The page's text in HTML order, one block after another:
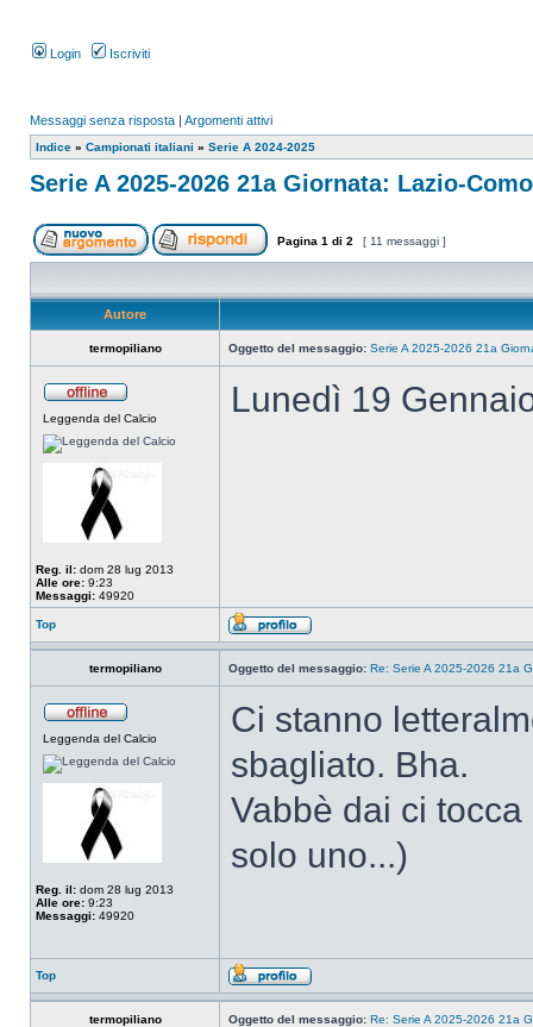
Login Iscriviti
Messaggi senza risposta | Argomenti attivi
Indice » Campionati italiani » Serie A 2024-2025
Serie A 2025-2026 21a Giornata: Lazio-Como
Pagina 1 di 2 [ 11 messaggi ]
Autore
termopiliano Oggetto del messaggio: Serie A 2025-2026 21a
Leggenda del Calcio
Reg. il: dom 28 lug 2013
Alle ore: 9:23
Messaggi: 49920
Lunedì 19
Top
termopiliano Oggetto del messaggio: Re: Serie A 2025-2026 21a
Leggenda del Calcio
Reg. il: dom 28 lug 2013
Alle ore: 9:23
Messaggi: 49920
Ci stanno
sbagliato. Bha.
Vabbè dai ci
solo uno...)
Top
termopiliano Oggetto del messaggio: Re: Serie A 2025-2026 21a